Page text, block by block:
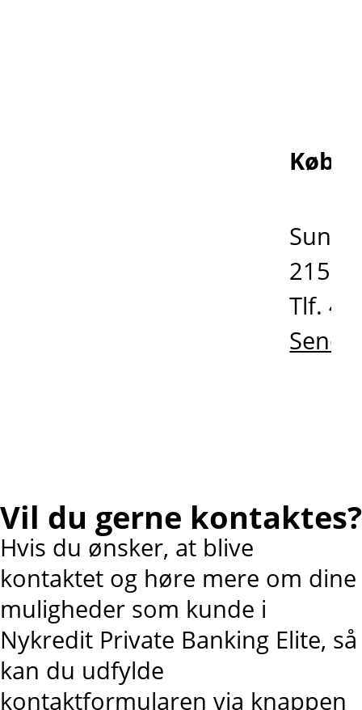
2150
Tlf.
Send
Vil du gerne kontaktes?
Hvis du ønsker, at blive
kontaktet og høre mere om dine
muligheder som kunde i
Nykredit Private Banking Elite, så
kan du udfylde
kontaktformularen via knappen